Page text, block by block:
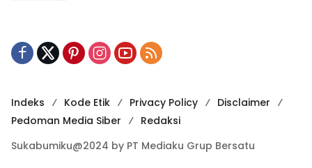
Indeks Kode Etik Privacy Policy
Disclaimer
Pedoman Media Siber
Redaksi
Sukabumiku@2024 by PT Mediaku Grup Bersatu